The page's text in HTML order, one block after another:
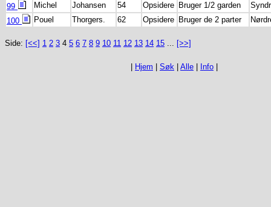
99
Michel Johansen 54 Opsidere Bruger 1/2 garden
100
Pouel Thorgers. 62 Opsidere Bruger de 2 parter
Side: [<<] 1 2 3 4 5 6 7 8 9 10 11 12 13 14 15 ... [>>]
Hjem Søk Alle Info